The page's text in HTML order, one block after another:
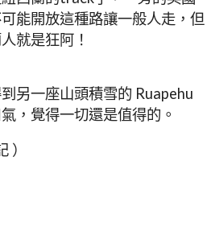
能開放這種路讓一般人走，但
就是狂阿！
另一座山頭積雪的 Ruapehu
，覺得一切還是值得的。
）